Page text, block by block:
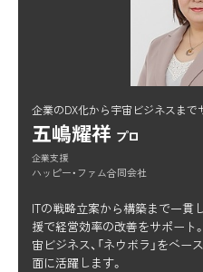
企業のDX化から宇宙ビジネスまで
五嶋耀祥 プロ
企業支援
ハッピー・ファム合同会社
ITの戦略立案から構築まで一貫
援で経営効率の改善をサポート
宙ビジネス、「ネウボラ」をベ
面に活躍します。